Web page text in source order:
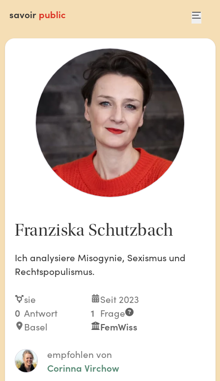
savoir public
Franziska Schutzbach
Ich analysiere Misogynie, Sexismus und
Rechtspopulismus.
sie
Seit 2023
0 Antwort 1 Frage
Basel
FemWiss
empfohlen von
Corinna Virchow